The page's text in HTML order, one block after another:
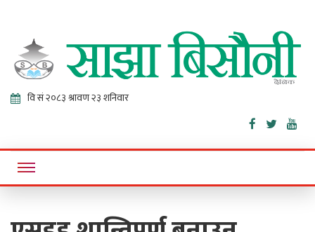
Sajha
Bisaunee
Online News Portal